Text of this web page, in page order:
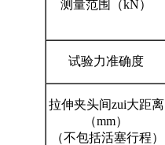
测量范围（kN）
试验力准确度
拉伸夹头间zui大距离
（mm）
（不包括活塞行程）